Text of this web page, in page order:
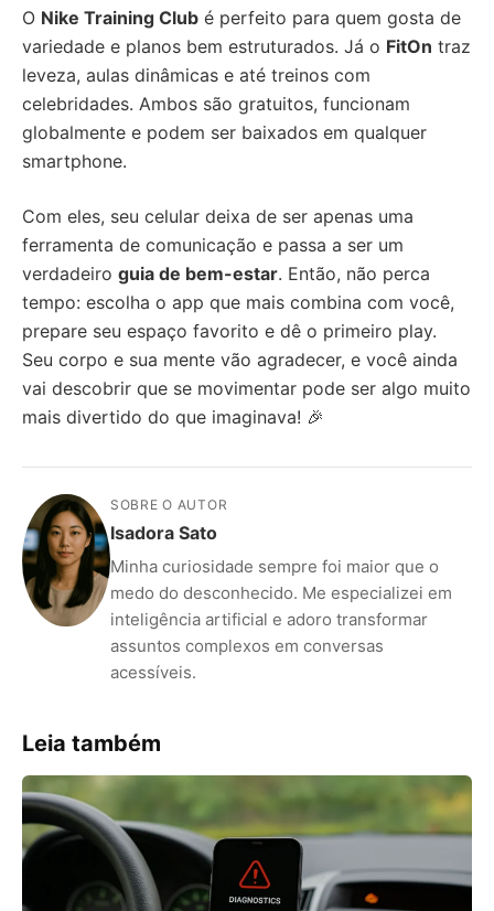
O Nike Training Club é perfeito para quem gosta de
variedade e planos bem estruturados. Já o FitOn traz
leveza, aulas dinâmicas e até treinos com
celebridades. Ambos são gratuitos, funcionam
globalmente e podem ser baixados em qualquer
smartphone.
Com eles, seu celular deixa de ser apenas uma
ferramenta de comunicação e passa a ser um
verdadeiro guia de bem-estar. Então, não perca
tempo: escolha o app que mais combina com você,
prepare seu espaço favorito e dê o primeiro play.
Seu corpo e sua mente vão agradecer, e você ainda
vai descobrir que se movimentar pode ser algo muito
mais divertido do que imaginava! 🎉
SOBRE O AUTOR
Isadora Sato
Minha curiosidade sempre foi maior que o
medo do desconhecido. Me especializei em
inteligência artificial e adoro transformar
assuntos complexos em conversas
acessíveis.
Leia também